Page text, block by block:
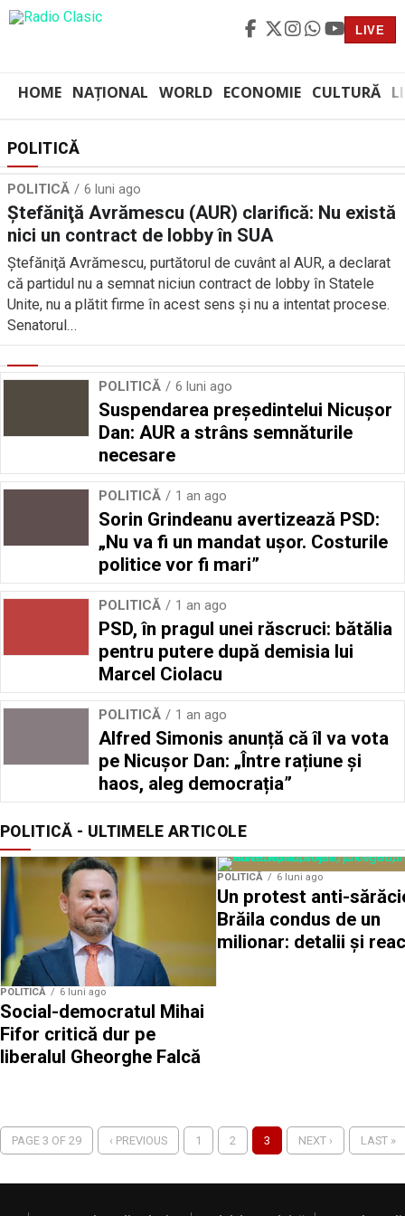
LIVE
HOME NAȚIONAL WORLD ECONOMIE CULTURĂ
POLITICĂ
POLITICĂ 6 luni ago
Ştefăniţă Avrămescu (AUR) clarifică: Nu există
nici un contract de lobby în SUA
Ştefăniţă Avrămescu, purtătorul de cuvânt al AUR, a declarat
că partidul nu a semnat niciun contract de lobby în Statele
Unite, nu a plătit firme în acest sens și nu a intentat procese.
Senatorul...
POLITICĂ 6 luni ago
Suspendarea președintelui Nicușor
Dan: AUR a strâns semnăturile
necesare
POLITICĂ 1 an ago
Sorin Grindeanu avertizează PSD:
„Nu va fi un mandat ușor. Costurile
politice vor fi mari”
POLITICĂ 1 an ago
PSD, în pragul unei răscruci: bătălia
pentru putere după demisia lui
Marcel Ciolacu
POLITICĂ 1 an ago
Alfred Simonis anunță că îl va vota
pe Nicușor Dan: „Între rațiune și
haos, aleg democrația”
POLITICĂ - ULTIMELE ARTICOLE
POLITICĂ 6 luni ago
Social-democratul Mihai
Fifor critică dur pe
liberalul Gheorghe Falcă
POLITICĂ 6 luni ago
Un protest anti-
Brăila condus de un
milionar: detalii și
PAGE 3 OF 29 ‹ PREVIOUS 1 2 3 NEXT › LAST »